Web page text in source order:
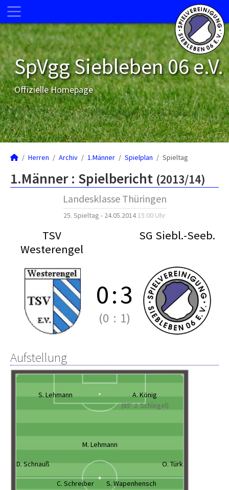
SpVgg Siebleben 06 e.V.
Offizielle Homepage
Herren Archiv 1.Männer Spielplan Spieltag
1.Männer : Spielbericht (2013/14)
Landesklasse Thüringen
25. Spieltag - 24.05.201415:00 Uhr
TSV
Westerengel
SG Siebl.-Seeb.
0:3
(0 : 1)
Aufstellung
S. Lehmann
A. König
(85' J. Schlegel)
M. Lehmann
D. Schnauß O. Türk
C. Schreiber
S. Wapenhensch